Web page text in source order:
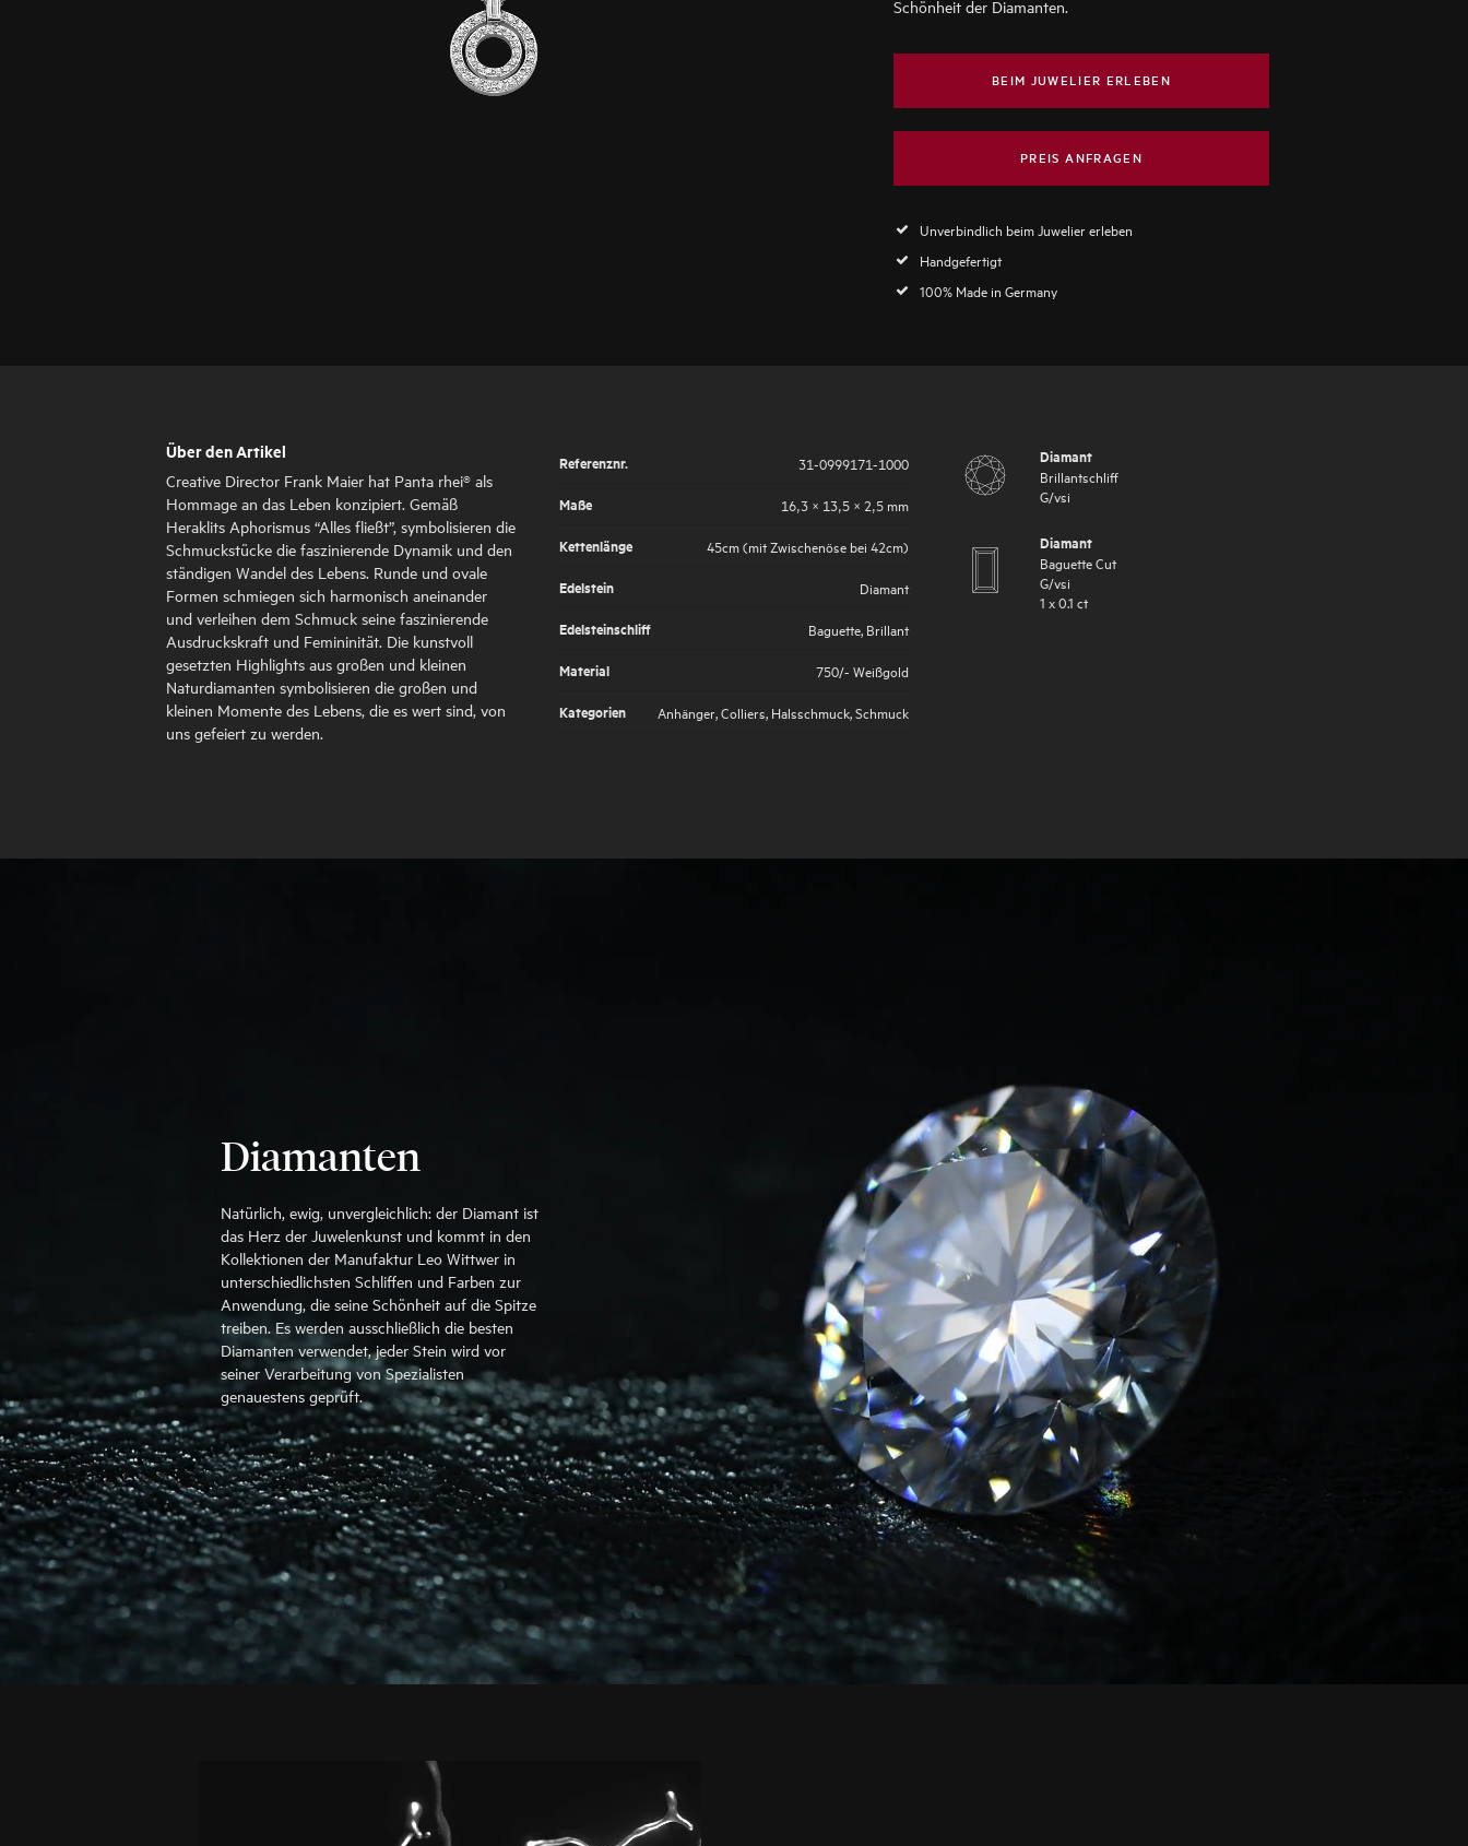
Schönheit der Diamanten.
BEIM JUWELIER ERLEBEN
PREIS ANFRAGEN
Unverbindlich beim Juwelier erleben
Handgefertigt
100% Made in Germany
Über den Artikel
Creative Director Frank Maier hat Panta rhei® als
Hommage an das Leben konzipiert. Gemäß
Heraklits Aphorismus “Alles fließt”, symbolisieren die
Schmuckstücke die faszinierende Dynamik und den
ständigen Wandel des Lebens. Runde und ovale
Formen schmiegen sich harmonisch aneinander
und verleihen dem Schmuck seine faszinierende
Ausdruckskraft und Femininität. Die kunstvoll
gesetzten Highlights aus großen und kleinen
Naturdiamanten symbolisieren die großen und
kleinen Momente des Lebens, die es wert sind, von
uns gefeiert zu werden.
Referenznr.
31-0999171-1000
Maße
16,3 × 13,5 × 2,5 mm
Kettenlänge
45cm (mit Zwischenöse bei 42cm)
Edelstein
Diamant
Edelsteinschliff
Baguette, Brillant
Material
750/- Weißgold
Kategorien
Anhänger Colliers Halsschmuck Schmuck
Diamant
Brillantschliff
G/vsi
Diamant
Baguette Cut
G/vsi
1 x0.1 ct
Diamanten
Natürlich, ewig, unvergleichlich: der Diamant ist
das Herz der Juwelenkunst und kommt in den
Kollektionen der Manufaktur Leo Wittwer in
unterschiedlichsten Schliffen und Farben zur
Anwendung, die seine Schönheit auf die Spitze
treiben. Es werden ausschließlich die besten
Diamanten verwendet, jeder Stein wird vor
seiner Verarbeitung von Spezialisten
genauestens geprüft.